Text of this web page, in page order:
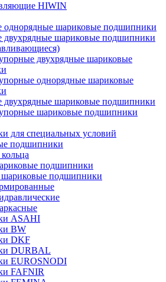
HIWIN
однорядные шариковые подшипники
двухрядные шариковые подшипники
двухрядные шариковые
однорядные шариковые
двухрядные шариковые подшипники
шариковые подшипники
для специальных условий
подшипники
подшипники
подшипники
ASAHI
BW
DKF
DURBAL
EUROSNODI
FAFNIR